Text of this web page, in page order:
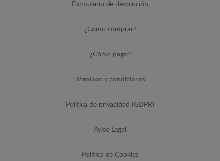
Formulario de devolución
¿Cómo comprar?
¿Cómo pago?
Términos y condiciones
Política de privacidad (GDPR)
Aviso Legal
Política de Cookies